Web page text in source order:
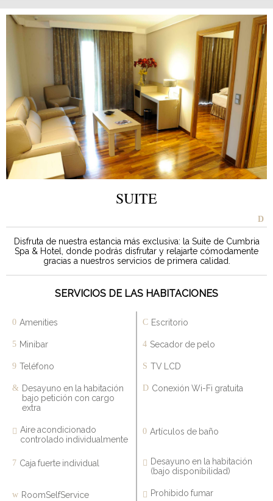
SUITE
Disfruta de nuestra estancia más exclusiva: la Suite de Cumbria
Spa & Hotel, donde podrás disfrutar y relajarte cómodamente
gracias a nuestros servicios de primera calidad.
SERVICIOS DE LAS HABITACIONES
Amenities Escritorio
Minibar Secador de pelo
Teléfono TV LCD
Desayuno en la habitación
bajo petición con cargo
extra
Conexión Wi-Fi gratuita
Aire acondicionado
controlado individualmente
Artículos de baño
Caja fuerte individual
Desayuno en la habitación
(bajo disponibilidad)
RoomSelfService Prohibido fumar